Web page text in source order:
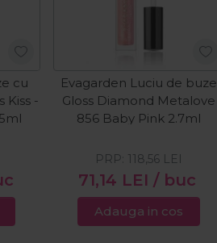
cu
Kiss -
Evagarden Luciu de buze
Gloss Diamond Metalove
856 Baby Pink 2.7ml
71,14 LEI / buc
PRP: 118,56 LEI
Adauga in cos